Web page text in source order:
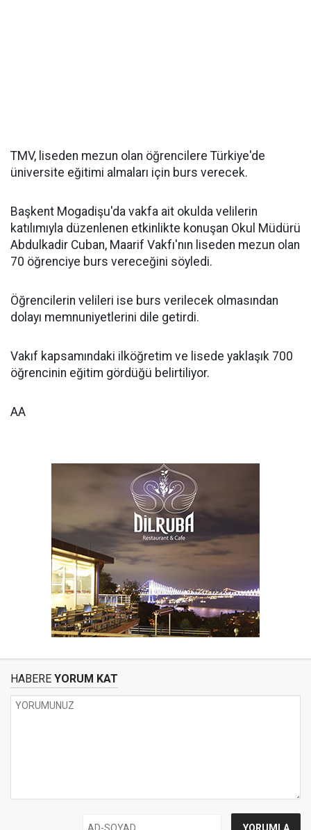
TMV, liseden mezun olan öğrencilere Türkiye'de
üniversite eğitimi almaları için burs verecek.
Başkent Mogadişu'da vakfa ait okulda velilerin
katılımıyla düzenlenen etkinlikte konuşan Okul Müdürü
Abdulkadir Cuban, Maarif Vakfı'nın liseden mezun olan
70 öğrenciye burs vereceğini söyledi.
Öğrencilerin velileri ise burs verilecek olmasından
dolayı memnuniyetlerini dile getirdi.
Vakıf kapsamındaki ilköğretim ve lisede yaklaşık 700
öğrencinin eğitim gördüğü belirtiliyor.
AA
HABERE YORUM KAT